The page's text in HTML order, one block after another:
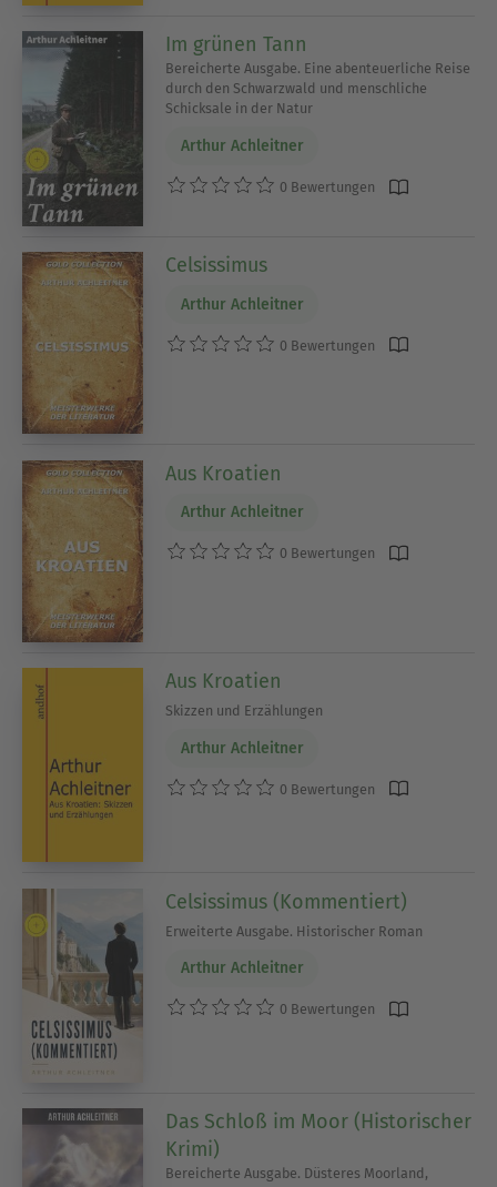
Im grünen Tann
Bereicherte Ausgabe. Eine abenteuerliche Reise
durch den Schwarzwald und menschliche
Schicksale in der Natur
Arthur Achleitner
0 Bewertungen
Celsissimus
Arthur Achleitner
0 Bewertungen
Aus Kroatien
Arthur Achleitner
0 Bewertungen
Aus Kroatien
Skizzen und Erzählungen
Arthur Achleitner
0 Bewertungen
Celsissimus (Kommentiert)
Erweiterte Ausgabe. Historischer Roman
Arthur Achleitner
0 Bewertungen
Das Schloß im Moor (Historischer
Krimi)
Bereicherte Ausgabe. Düsteres Moorland,